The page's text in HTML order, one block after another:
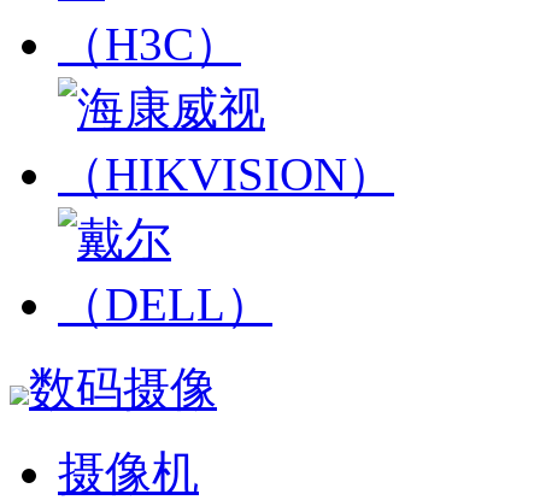
数码摄像
摄像机